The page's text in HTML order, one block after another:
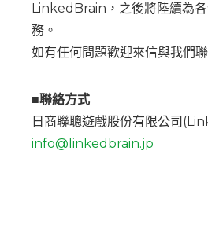
LinkedBrain，之後將陸續為
務。
如有任何問題歡迎來信與我們
■聯絡方式
日商聯聰遊戲股份有限公司
info@linkedbrain.jp